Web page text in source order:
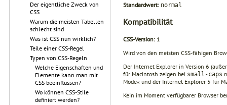
Der eigentliche Zweck von
CSS
Warum die meisten Tabellen
schlecht sind
Was ist CSS nun wirklich?
Teile einer CSS-Regel
Typen von CSS-Regeln
Welche Eigenschaften und
Elemente kann man mit
CSS beeinflussen?
Wo können CSS-Stile
definiert werden?
Standardwert: normal
Kompatibilität
CSS-Version: 1
Wird von den meisten CSS-fähigen
Der Internet Explorer in Version 6
für Macintosh zeigen bei small-caps
Mode« und der Internet Explorer 5 für
Kein im Moment verfügbarer Browser